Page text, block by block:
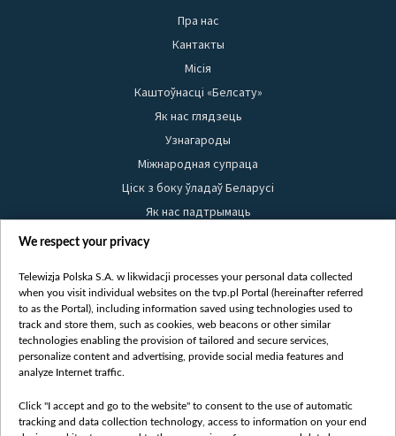
Пра нас
Кантакты
Місія
Каштоўнасці «Белсату»
Як нас глядзець
Узнагароды
Міжнародная супраца
Ціск з боку ўладаў Беларусі
Як нас падтрымаць
Правілы выкарыстання матэрыялаў
Бяспека
Youtube
Белсат news
Белсат Shorts
Жэстачайшы мульт
Belsat English
We respect your privacy
Telewizja Polska S.A. w likwidacji processes your personal data collected
when you visit individual websites on the tvp.pl Portal (hereinafter referred
to as the Portal), including information saved using technologies used to
track and store them, such as cookies, web beacons or other similar
technologies enabling the provision of tailored and secure services,
personalize content and advertising, provide social media features and
analyze Internet traffic.
Click "I accept and go to the website" to consent to the use of automatic
tracking and data collection technology, access to information on your end